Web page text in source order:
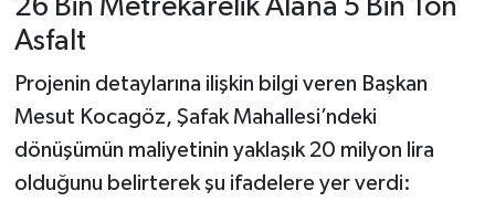
26 Bin Metrekarelik Alana 5 Bin Ton
Asfalt
Projenin detaylarına ilişkin bilgi veren Başkan
Mesut Kocagöz, Şafak Mahallesi’ndeki
dönüşümün maliyetinin yaklaşık 20 milyon lira
olduğunu belirterek şu ifadelere yer verdi: